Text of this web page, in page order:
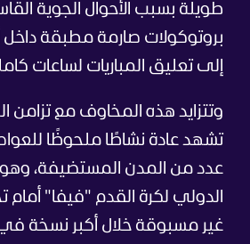
طويلة بسبب الأحوال الجوية
بروتوكولات صارمة مطبقة داخل
إلى تعليق المباريات لساعات
وتتزايد هذه المخاوف مع تزامن
تشهد عادة نشاطًا ملحوظًا
عدد من المدن المستضيفة،
الدولي لكرة القدم "فيفا" أمام
غير مسبوقة خلال أكبر نسخة في